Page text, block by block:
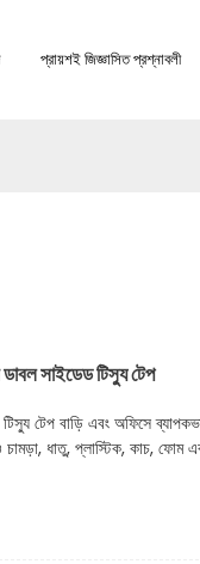
প্রায়শই জিজ্ঞাসিত প্রশ্নাবলী
ডাবল সাইডেড টিস্যু টেপ
টেপ বাড়ি এবং অফিসে
চামড়া, ধাতু, প্লাস্টিক, কাচ,